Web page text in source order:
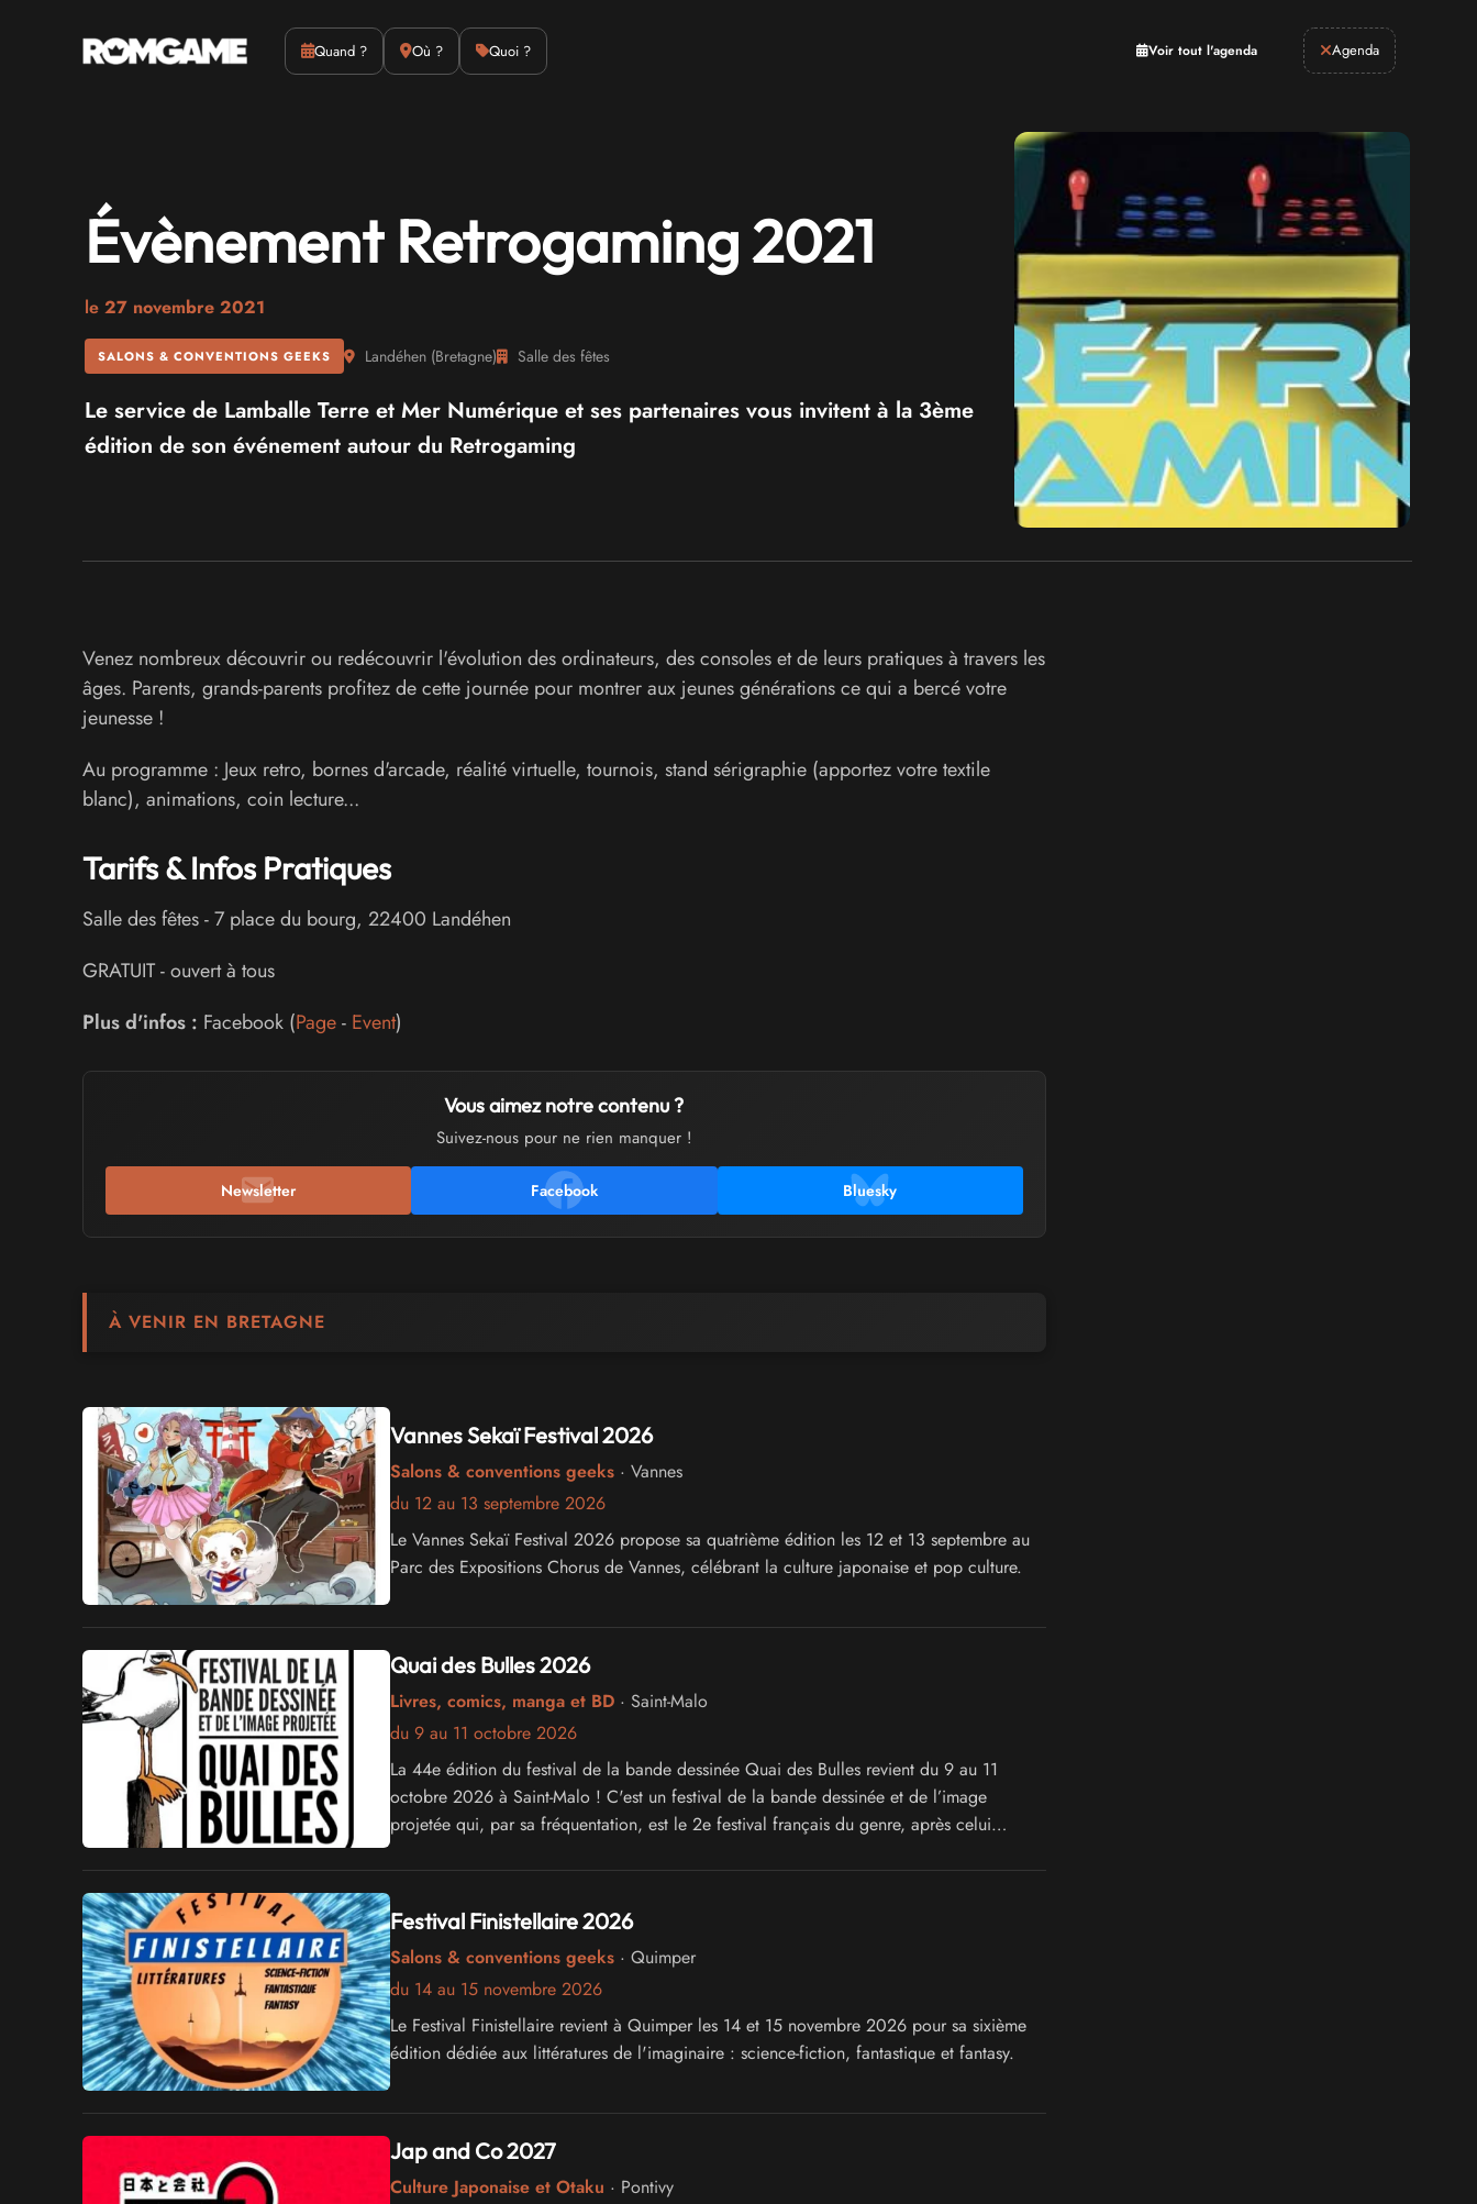
Quand ? Où ? Quoi ? Voir tout l'agenda
Actus Culture Emulation Agenda
Évènement Retrogaming 2021
le 27 novembre 2021
SALONS & CONVENTIONS GEEKS Landéhen(Bretagne) Salle des fêtes
Le service de Lamballe Terre et Mer Numérique et ses partenaires vous invitent à la 3ème
édition de son événement autour du Retrogaming
Venez nombreux découvrir ou redécouvrir l'évolution des ordinateurs, des consoles et de leurs pratiques à travers les
âges. Parents, grands-parents profitez de cette journée pour montrer aux jeunes générations ce qui a bercé votre
jeunesse !
Au programme : Jeux retro, bornes d'arcade, réalité virtuelle, tournois, stand sérigraphie (apportez votre textile
blanc), animations, coin lecture...
Tarifs & Infos Pratiques
Salle des fêtes-7 place du bourg, 22400 Landéhen
GRATUIT - ouvert à tous
Plus d'infos : Facebook (Page- Event)
Vous aimez notre contenu ?
Suivez-nous pour ne rien manquer !
Newsletter Facebook Bluesky
À VENIR EN BRETAGNE
Vannes Sekaï Festival 2026
Salons & conventions geeks· Vannes
du 12 au 13 septembre 2026
Le Vannes Sekaï Festival 2026 propose sa quatrième édition les 12 et 13 septembre au
Parc des Expositions Chorus de Vannes, célébrant la culture japonaise et pop culture.
Quai des Bulles 2026
Livres, comics, manga et BD· Saint-Malo
du 9 au 11 octobre 2026
La 44e édition du festival de la bande dessinée Quai des Bulles revient du 9 au 11
octobre 2026 à Saint-Malo ! C'est un festival de la bande dessinée et de l’image
projetée qui, par sa fréquentation, est le 2e festival français du genre, après celui
d’Angoulême.
Festival Finistellaire 2026
Salons & conventions geeks· Quimper
du 14 au 15 novembre 2026
Le Festival Finistellaire revient à Quimper les 14 et 15 novembre 2026 pour sa sixième
édition dédiée aux littératures de l'imaginaire : science-fiction, fantastique et fantasy.
Jap and Co 2027
Culture Japonaise et Otaku · Pontivy